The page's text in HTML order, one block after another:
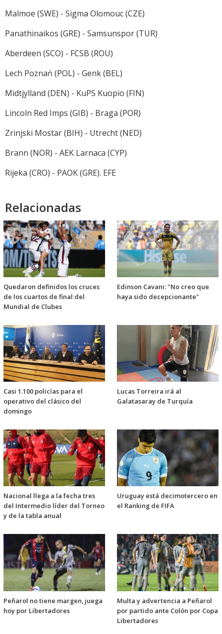
Malmoe (SWE) - Sigma Olomouc (CZE)
Panathinaikos (GRE) - Samsunspor (TUR)
Aberdeen (SCO) - FCSB (ROU)
Lech Poznań (POL) - Genk (BEL)
Midtjylland (DEN) - KuPS Kuopio (FIN)
Lincoln Red Imps (GIB) - Braga (POR)
Zrinjski Mostar (BIH) - Utrecht (NED)
Brann (NOR) - AEK Larnaca (CYP)
Rijeka (CRO) - PAOK (GRE). EFE
Relacionadas
Quedaron definidos los cruces
de los cuartos de final del
Mundial de Clubes
Edinson Cavani: "No creo que
haya sido decepcionante"
Casi 1.100 policías para el
operativo del clásico del
domingo
Lucas Torreira irá al
Galatasaray de Turquía
Nacional llega a la fecha tres
del Intermedio líder del Torneo
y de la tabla anual
Uruguay está decimotercero en
el Ranking de FIFA
Peñarol no tiene margen, juega
hoy por Libertadores
Multa y advertencia a Peñarol
por partido ante Colón por Copa
Libertadores